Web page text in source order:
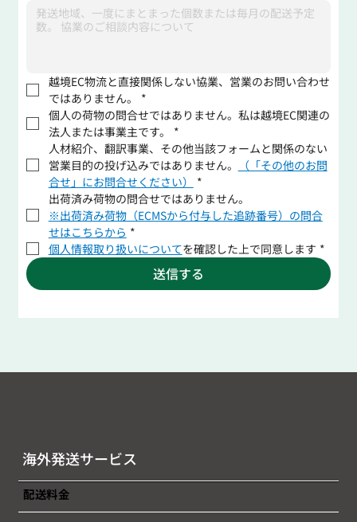
越境EC物流と直接関係しない協業、営業のお問い合わせ
ではありません。
*
個人の荷物の問合せではありません。私は越境EC関連の
法人または事業主です。
*
人材紹介、翻訳事業、その他当該フォームと関係のない
営業目的の投げ込みではありません。
（「その他のお問
合せ」にお問合せください）
*
出荷済み荷物の問合せではありません。
※出荷済み荷物（ECMSから付与した追跡番号）の問合
せはこちらから *
個人情報取り扱いについてを確認した上で同意します *
送信する
海外発送サービス
配送料金